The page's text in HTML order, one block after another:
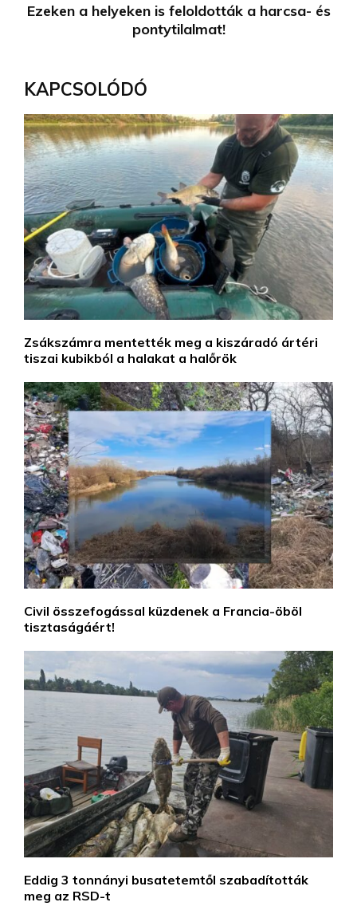
Ezeken a helyeken is feloldották a harcsa- és
pontytilalmat!
KAPCSOLÓDÓ
Zsákszámra mentették meg a kiszáradó ártéri
tiszai kubikból a halakat a halőrök
Civil összefogással küzdenek a Francia-öböl
tisztaságáért!
Eddig 3 tonnányi busatetemtől szabadították
meg az RSD-t